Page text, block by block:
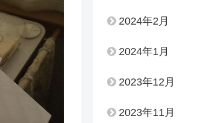
2024年2月
2024年1月
2023年12月
2023年11月